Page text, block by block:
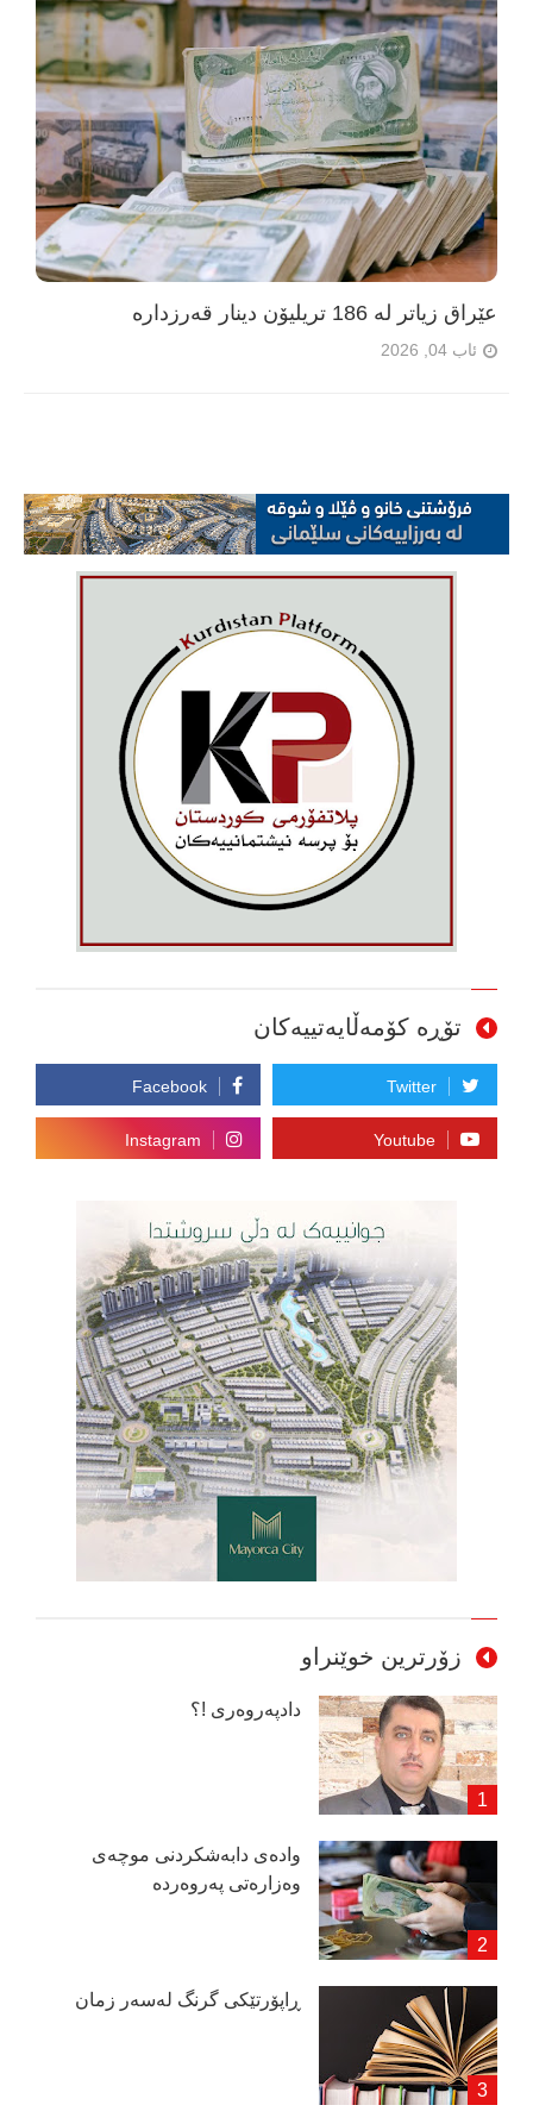
عێراق زیاتر لە 186 تریلیۆن دینار قەرزدارە
ئاب 04, 2026
تۆڕە کۆمەڵایەتییەکان
زۆرترین خوێنراو
دادپەروەری !؟
وادەی دابەشكردنی موچەی
وەزارەتی پەروەردە
ڕاپۆرتێكی گرنگ لەسەر زمان